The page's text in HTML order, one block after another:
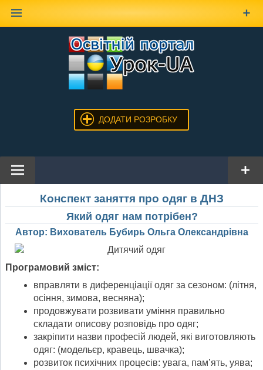
ДОДАТИ РОЗРОБКУ
Конспект заняття про одяг в ДНЗ
Який одяг нам потрібен?
Автор: Вихователь Бубирь Ольга Олександрівна
Програмовий зміст:
вправляти в диференціації одяг за сезоном: (літня,
осіння, зимова, весняна);
продовжувати розвивати уміння правильно
складати описову розповідь про одяг;
закріпити назви професій людей, які виготовляють
одяг: (модельєр, кравець, швачка);
розвиток психічних процесів: увага, пам’ять, уява;